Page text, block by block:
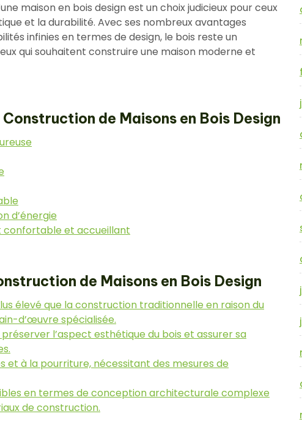
maison en bois design est un choix judicieux pour ceux
et la durabilité. Avec ses nombreux avantages
infinies en termes de design, le bois reste un
qui souhaitent construire une maison moderne et
de Maisons en Bois Design
d’énergie
confortable et accueillant
de Maisons en Bois Design
élevé que la construction traditionnelle en raison du
d’œuvre spécialisée.
l’aspect esthétique du bois et assurer sa
et à la pourriture, nécessitant des mesures de
en termes de conception architecturale complexe
de construction.